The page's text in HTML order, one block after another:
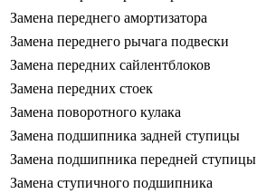
Замена переднего амортизатора
Замена переднего рычага подвески
Замена передних сайлентблоков
Замена передних стоек
Замена поворотного кулака
Замена подшипника задней ступицы
Замена подшипника передней ступицы
Замена ступичного подшипника